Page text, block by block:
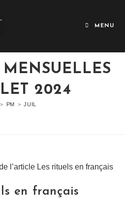
MENU
2024
> PM > JUIL
en français